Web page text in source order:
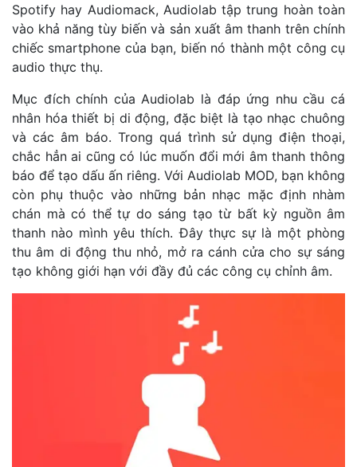
Spotify hay Audiomack, Audiolab tập trung hoàn toàn
vào khả năng tùy biến và sản xuất âm thanh trên chính
chiếc smartphone của bạn, biến nó thành một công cụ
audio thực thụ.
Mục đích chính của Audiolab là đáp ứng nhu cầu cá
nhân hóa thiết bị di động, đặc biệt là tạo nhạc chuông
và các âm báo. Trong quá trình sử dụng điện thoại,
chắc hẳn ai cũng có lúc muốn đổi mới âm thanh thông
báo để tạo dấu ấn riêng. Với Audiolab MOD, bạn không
còn phụ thuộc vào những bản nhạc mặc định nhàm
chán mà có thể tự do sáng tạo từ bất kỳ nguồn âm
thanh nào mình yêu thích. Đây thực sự là một phòng
thu âm di động thu nhỏ, mở ra cánh cửa cho sự sáng
tạo không giới hạn với đầy đủ các công cụ chỉnh âm.